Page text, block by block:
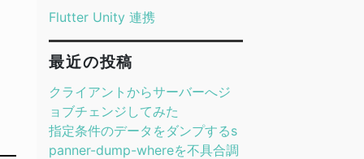
Flutter Unity 連携
最近の投稿
クライアントからサーバーへジ
ョブチェンジしてみた
指定条件のデータをダンプするs
panner-dump-whereを不具合調